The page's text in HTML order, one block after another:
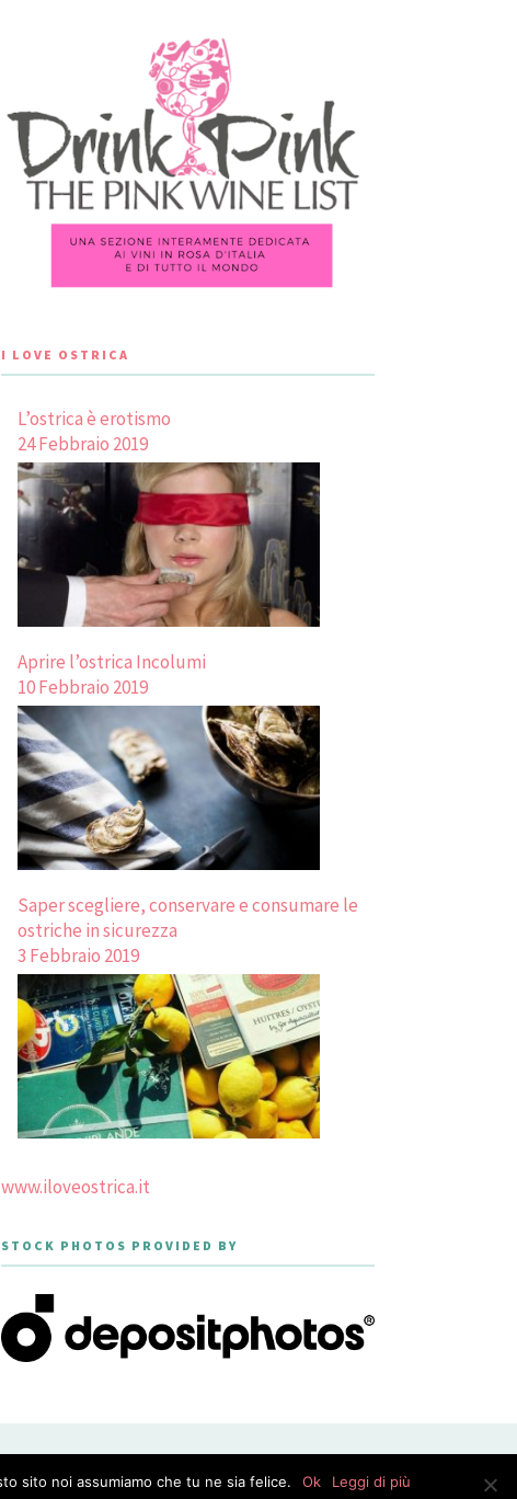
I LOVE OSTRICA
L’ostrica è erotismo
24 Febbraio 2019
Aprire l’ostrica Incolumi
10 Febbraio 2019
Saper scegliere, conservare e consumare le
ostriche in sicurezza
3 Febbraio 2019
www.iloveostrica.it
STOCK PHOTOS PROVIDED BY
sito noi assumiamo che tu ne sia felice. Ok Leggi di più